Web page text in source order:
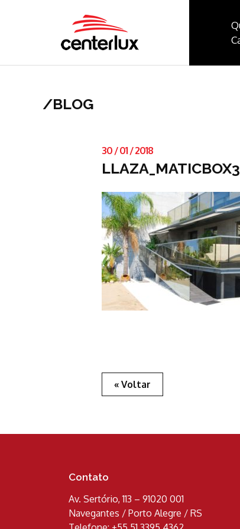
/BLOG
30 /01 /2018
« Voltar
Contato
Av. Sertório, 113 – 91020 001
Navegantes / Porto Alegre / RS